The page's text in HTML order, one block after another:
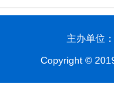
主办单位
Copyright ©